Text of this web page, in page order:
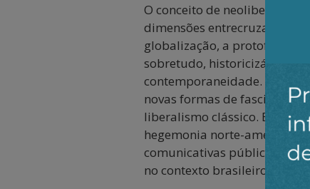
O conceito de
dimensões entrecruzadas.
globalização, a
sobretudo, historicizá-lo,
contemporaneidade. Será
novas formas de fascismo.
liberalismo clássico.
hegemonia norte-americana
comunicativas públicas e o
no contexto brasileiro, em